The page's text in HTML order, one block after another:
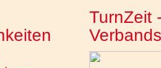
TurnZeit